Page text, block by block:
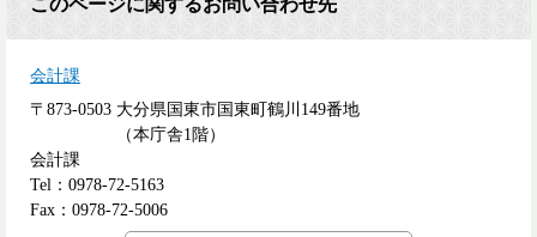
会計課
〒873-0503 大分県国東市国東町鶴川149番地
（本庁舎1階）
会計課
Tel：0978-72-5163
Fax：0978-72-5006